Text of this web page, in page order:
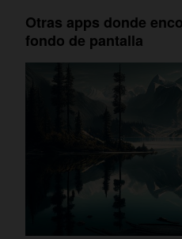
Otras apps donde
fondo de pantalla